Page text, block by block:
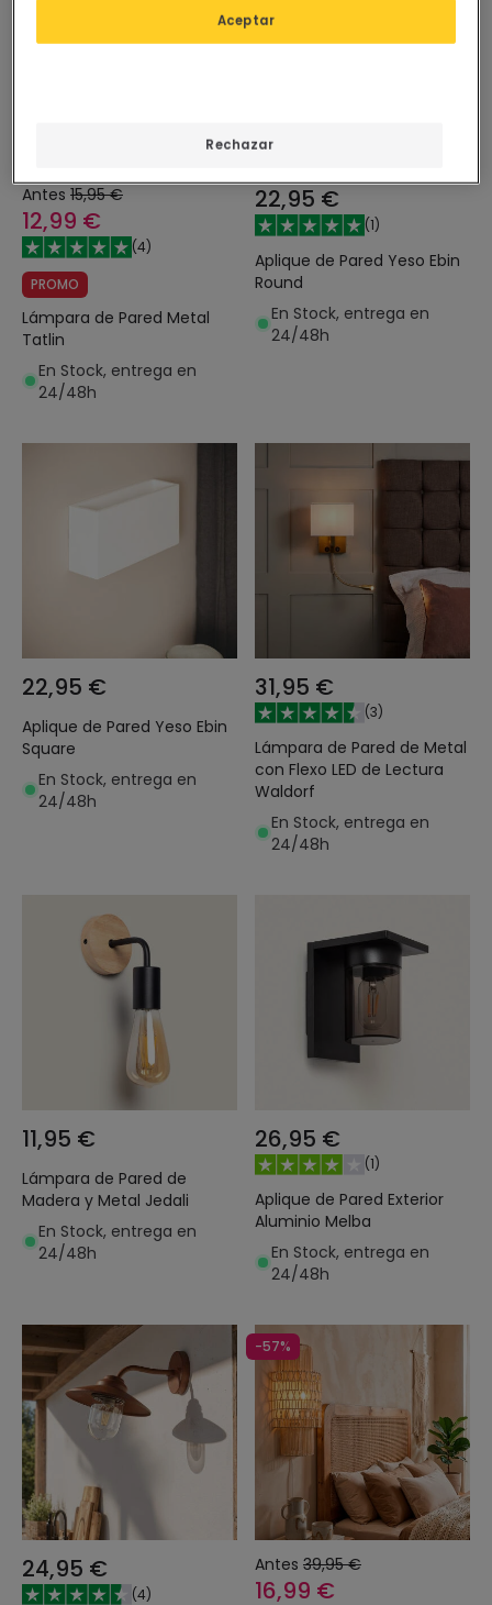
Antes 15,95 €
12,99 €
(4)
PROMO
Lámpara de Pared Metal
Tatlin
En Stock, entrega en
24/48h
22,95 €
(1)
Aplique de Pared Yeso Ebin
Round
En Stock, entrega en
24/48h
22,95 €
Aplique de Pared Yeso Ebin
Square
En Stock, entrega en
24/48h
31,95 €
(3)
Lámpara de Pared de Metal
con Flexo LED de Lectura
Waldorf
En Stock, entrega en
24/48h
11,95 €
Lámpara de Pared de
Madera y Metal Jedali
En Stock, entrega en
24/48h
26,95 €
(1)
Aplique de Pared Exterior
Aluminio Melba
En Stock, entrega en
24/48h
24,95 €
(4)
-57%
Antes 39,95 €
16,99 €
Rechazar
Aceptar